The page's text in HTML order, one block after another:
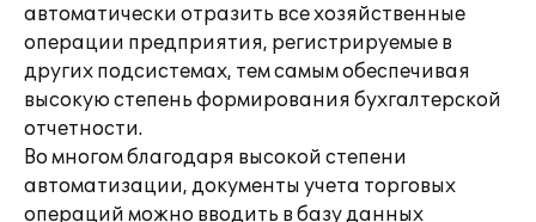
автоматически отразить все хозяйственные
операции предприятия, регистрируемые в
других подсистемах, тем самым обеспечивая
высокую степень формирования бухгалтерской
отчетности.
Во многом благодаря высокой степени
автоматизации, документы учета торговых
операций можно вводить в базу данных